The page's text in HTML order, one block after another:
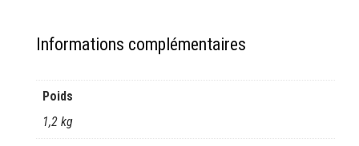
Informations complémentaires
Poids
1,2 kg